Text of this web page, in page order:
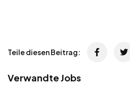
Teile diesen Beitrag:
Verwandte Jobs